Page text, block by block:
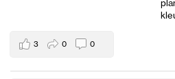
3 0 0